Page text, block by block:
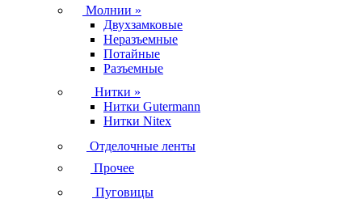
Молнии »
Двухзамковые
Неразъемные
Потайные
Разъемные
Нитки »
Нитки Gutermann
Нитки Nitex
Отделочные ленты
Прочее
Пуговицы